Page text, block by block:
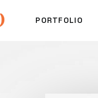
PORTFOLIO